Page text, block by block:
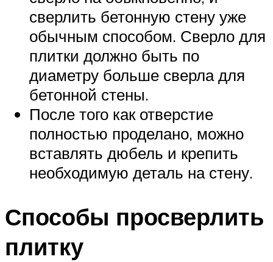
сверлить бетонную стену уже
обычным способом. Сверло для
плитки должно быть по
диаметру больше сверла для
бетонной стены.
После того как отверстие
полностью проделано, можно
вставлять дюбель и крепить
необходимую деталь на стену.
Способы просверлить
плитку